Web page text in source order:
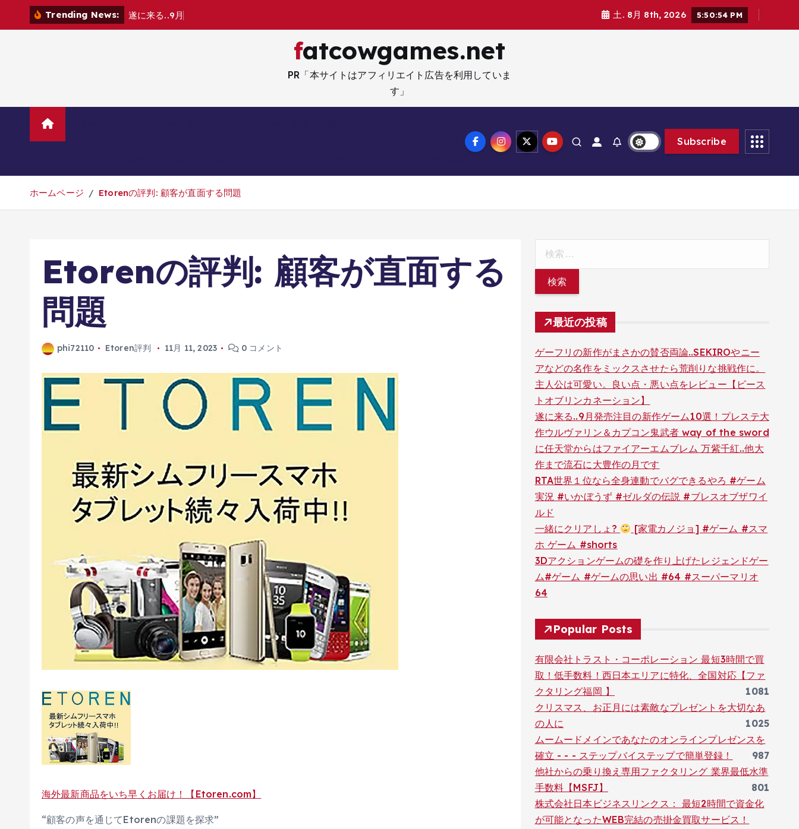
Trending News: 遂に来る..9 月 土. 8月 8th, 2026 5:50:56 PM
fatcowgames.net
PR「本サイトはアフィリエイト広告を利用していま
す」
Subscribe
ホームページ Etorenの評判: 顧客が直面する問題
Etorenの評判: 顧客が直面する
問題
phi72110 Etoren評判 11月 11, 2023 0 コメント
海外最新商品をいち早くお届け！【Etoren.com】
“顧客の声を通じてEtorenの課題を探求”
最近の投稿
ゲーフリの新作がまさかの賛否両論..SEKIROやニー
アなどの名作をミックスさせたら荒削りな挑戦作に。
主人公は可愛い。良い点・悪い点をレビュー【ビース
トオブリンカネーション】
遂に来る..9月発売注目の新作ゲーム10選！プレステ大
作ウルヴァリン＆カプコン鬼武者 way of the sword
に任天堂からはファイアーエムブレム 万紫千紅..他大
作まで流石に大豊作の月です
RTA世界１位なら全身連動でバグできるやろ #ゲーム
実況 #いかぼうず #ゼルダの伝説 #ブレスオブザワイ
ルド
一緒にクリアしょ?
[家電カノジョ] #ゲーム #スマ
ホ ゲーム #shorts
3Dアクションゲームの礎を作り上げたレジェンドゲー
ム#ゲーム #ゲームの思い出 #64 #スーパーマリオ
64
Popular Posts
有限会社トラスト・コーポレーション 最短3時間で買
取！低手数料！西日本エリアに特化、全国対応【ファ
クタリング福岡 】
1081
クリスマス、お正月には素敵なプレゼントを大切なあ
の人に
1025
ムームードメインであなたのオンラインプレゼンスを
確立 - - - ステップバイステップで簡単登録！
987
他社からの乗り換え専用ファクタリング 業界最低水準
手数料【MSFJ】
801
株式会社日本ビジネスリンクス： 最短2時間で資金化
が可能となったWEB完結の売掛金買取サービス！